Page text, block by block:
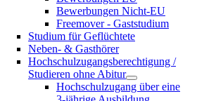
Bewerbungen Nicht-EU
Freemover - Gaststudium
Studium für Geflüchtete
Neben- & Gasthörer
Hochschulzugangsberechtigung /
Studieren ohne Abitur
Hochschulzugang über eine